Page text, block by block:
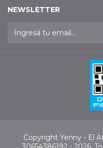
NEWSLETTER
Copyright Yenny - El